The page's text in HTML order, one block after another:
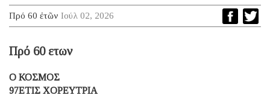
Πρό 60 ἐτῶν Ιούλ 02, 2026
Πρό 60 ετων
Ο ΚΟΣΜΟΣ
97ΕΤΙΣ ΧΟΡΕΥΤΡΙΑ